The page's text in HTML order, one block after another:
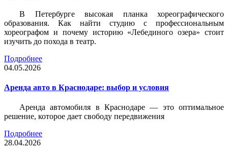
В Петербурге высокая планка хореографического
образования. Как найти студию с профессиональным
хореографом и почему историю «Лебединого озера» стоит
изучить до похода в театр.
Подробнее
04.05.2026
Аренда авто в Краснодаре: выбор и условия
Аренда автомобиля в Краснодаре — это оптимальное
решение, которое дает свободу передвижения
Подробнее
28.04.2026